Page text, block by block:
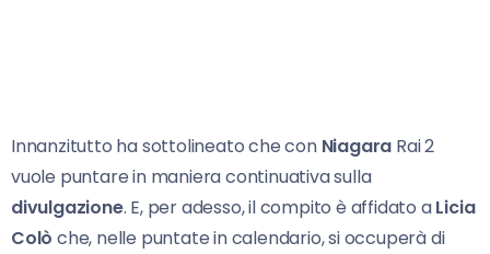
Innanzitutto ha sottolineato che con Niagara Rai 2
vuole puntare in maniera continuativa sulla
divulgazione. E, per adesso, il compito è affidato aLicia
Colò che, nelle puntate in calendario, si occuperà di